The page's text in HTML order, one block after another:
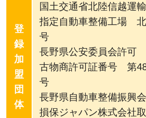
登
録
加
盟
団
体
国土交通省北陸信越運
指定自動車整備工場
号
長野県公安委員会許可
古物商許可証番号 第
号
長野県自動車整備振興
損保ジャパン株式会社